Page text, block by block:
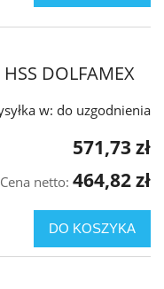
DOLFAMEX
w: do uzgodnienia
571,73 zł
Cena netto: 464,82 zł
DO KOSZYKA